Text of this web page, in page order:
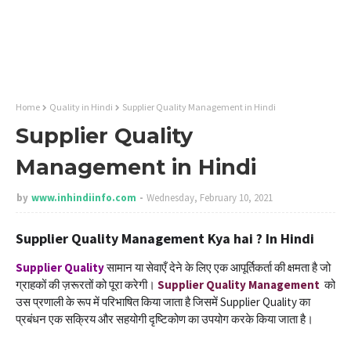
Home Quality in Hindi Supplier Quality Management in Hindi
Supplier Quality
Management in Hindi
by www.inhindiinfo.com Wednesday, February 10, 2021
Supplier Quality Management Kya hai ? In Hindi
Supplier Qualityसामान या सेवाएँ देने के लिए एक आपूर्तिकर्ता की क्षमता है जो
ग्राहकों की ज़रूरतों को पूरा करेगी। Supplier Quality Management को
उस प्रणाली के रूप में परिभाषित किया जाता है जिसमें Supplier Quality का
प्रबंधन एक सक्रिय और सहयोगी दृष्टिकोण का उपयोग करके किया जाता है।